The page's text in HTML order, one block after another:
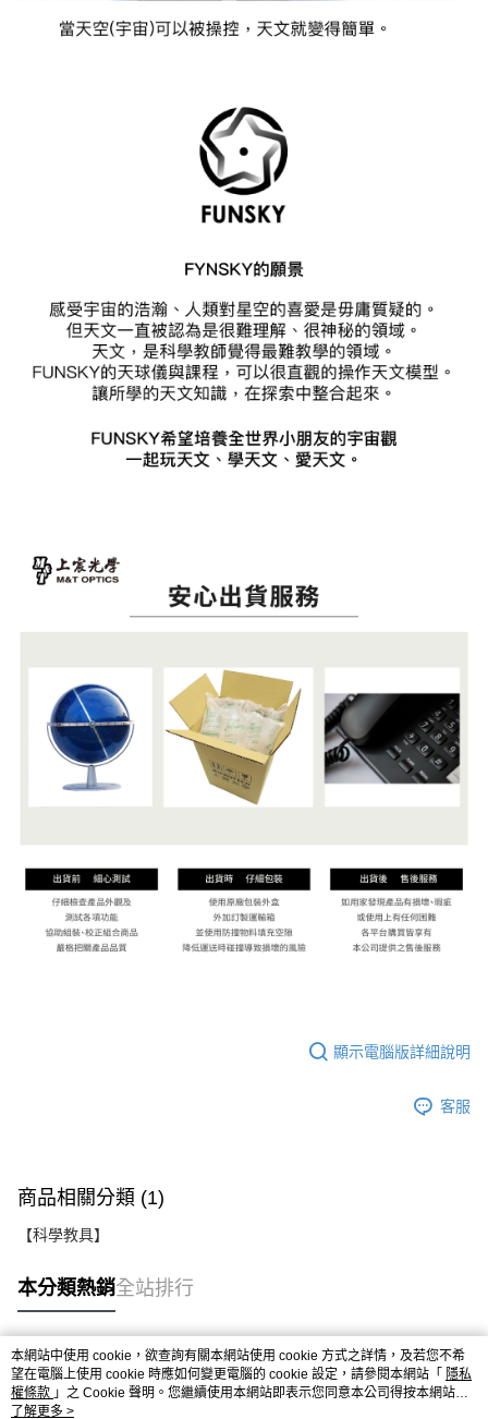
顯示電腦版詳細說明
客服
商品相關分類 (1)
【科學教具】
本分類熱銷全站排行
熱門標籤
本網站中使用 cookie，欲查詢有關本網站使用 cookie 方式之詳情，及若您不希
望在電腦上使用 cookie 時應如何變更電腦的 cookie 設定，請參閱本網站「 隱私
權條款 」之 Cookie 聲明。您繼續使用本網站即表示您同意本公司得按本網站使
用條款之 Cookie 聲明使用 cookie。
了解更多 >